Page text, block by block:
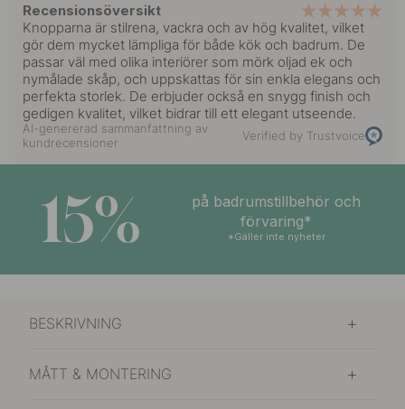
Polerad Koppar 75 kr
Polerad Mässing 75 kr
I lager
I lager
Vit 75 kr
Recensionsöversikt
Knopparna är stilrena, vackra och av hög kvalitet, vilket
gör dem mycket lämpliga för både kök och badrum. De
passar väl med olika interiörer som mörk oljad ek och
nymålade skåp, och uppskattas för sin enkla elegans och
perfekta storlek. De erbjuder också en snygg finish och
gedigen kvalitet, vilket bidrar till ett elegant utseende.
AI-genererad sammanfattning av
kundrecensioner
Verified by Trustvoice
15%
på badrumstillbehör och
förvaring*
*Gäller inte nyheter
BESKRIVNING
MÅTT & MONTERING